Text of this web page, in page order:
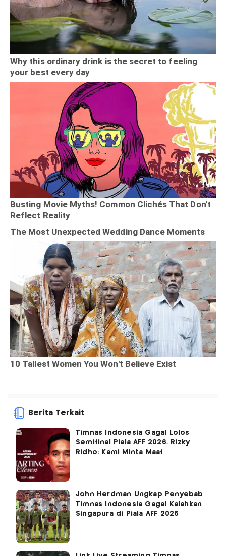
Berita Terkait
Timnas Indonesia Gagal Lolos
Semifinal Piala AFF 2026, Rizky
Ridho: Kami Minta Maaf
John Herdman Ungkap Penyebab
Timnas Indonesia Gagal Kalahkan
Singapura di Piala AFF 2026